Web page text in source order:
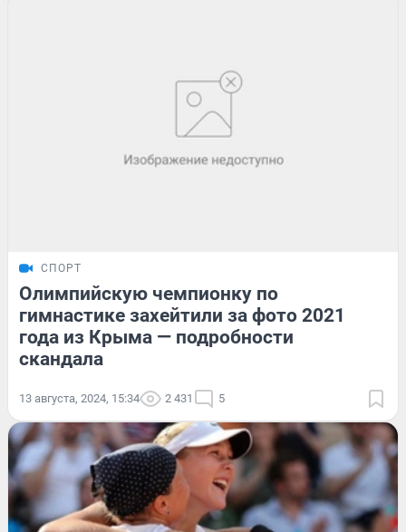
СПОРТ
Олимпийскую чемпионку по
гимнастике захейтили за фото 2021
года из Крыма — подробности
скандала
13 августа, 2024, 15:34 2 431 5